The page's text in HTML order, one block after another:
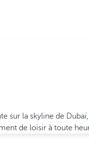
sur la skyline de
de loisir à toute